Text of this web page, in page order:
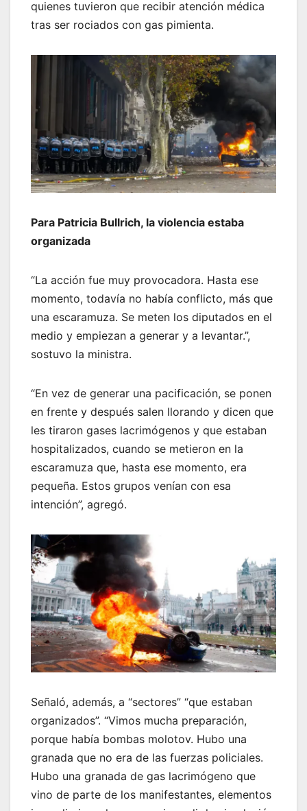
quienes tuvieron que recibir atención médica
tras ser rociados con gas pimienta.
Para Patricia Bullrich, la violencia estaba
organizada
“La acción fue muy provocadora. Hasta ese
momento, todavía no había conflicto, más que
una escaramuza. Se meten los diputados en el
medio y empiezan a generar y a levantar.”,
sostuvo la ministra.
“En vez de generar una pacificación, se ponen
en frente y después salen llorando y dicen que
les tiraron gases lacrimógenos y que estaban
hospitalizados, cuando se metieron en la
escaramuza que, hasta ese momento, era
pequeña. Estos grupos venían con esa
intención”, agregó.
Señaló, además, a “sectores” “que estaban
organizados”. “Vimos mucha preparación,
porque había bombas molotov. Hubo una
granada que no era de las fuerzas policiales.
Hubo una granada de gas lacrimógeno que
vino de parte de los manifestantes, elementos